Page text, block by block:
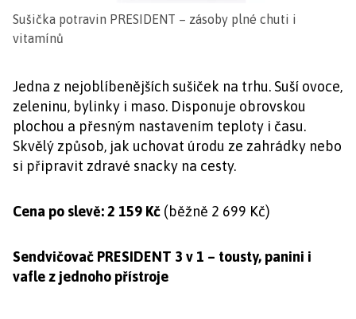
Sušička potravin PRESIDENT – zásoby plné chuti i
vitamínů
Jedna z nejoblíbenějších sušiček na trhu. Suší ovoce,
zeleninu, bylinky i maso. Disponuje obrovskou
plochou a přesným nastavením teploty i času.
Skvělý způsob, jak uchovat úrodu ze zahrádky nebo
si připravit zdravé snacky na cesty.
Cena po slevě: 2 159 Kč (běžně 2 699 Kč)
Sendvičovač PRESIDENT 3 v 1 – tousty, panini i
vafle z jednoho přístroje